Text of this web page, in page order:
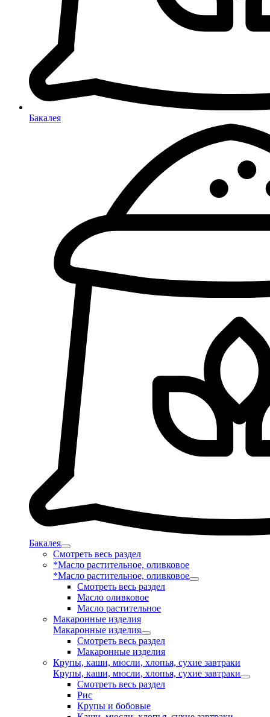
Бакалея
Бакалея
Смотреть весь раздел
*Масло растительное, оливковое
*Масло растительное, оливковое
Смотреть весь раздел
Масло оливковое
Масло растительное
Макаронные изделия
Макаронные изделия
Смотреть весь раздел
Макаронные изделия
Крупы, каши, мюсли, хлопья, сухие завтраки
Крупы, каши, мюсли, хлопья, сухие завтраки
Смотреть весь раздел
Рис
Крупы и бобовые